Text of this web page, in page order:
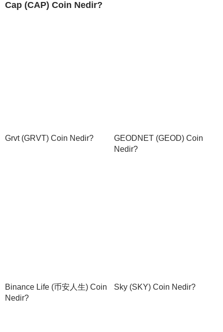
Cap (CAP) Coin Nedir?
Grvt (GRVT) Coin Nedir?
GEODNET (GEOD) Coin
Nedir?
Binance Life (币安人生) Coin
Nedir?
Sky (SKY) Coin Nedir?